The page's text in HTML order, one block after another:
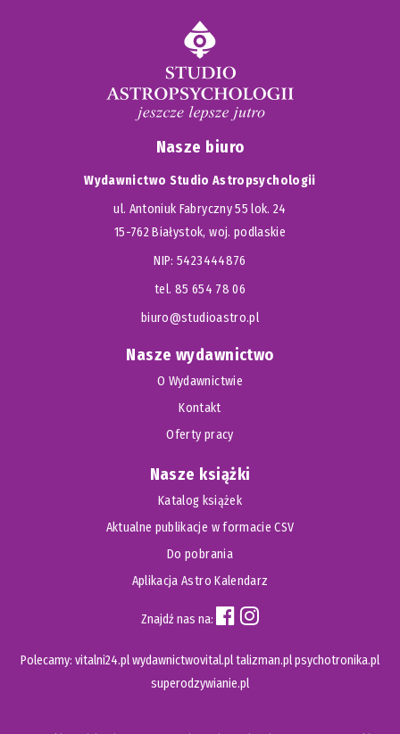
Nasze biuro
Wydawnictwo Studio Astropsychologii
ul. Antoniuk Fabryczny 55 lok. 24
15-762 Białystok, woj. podlaskie
NIP: 5423444876
tel. 85 654 78 06
biuro@studioastro.pl
Nasze wydawnictwo
O Wydawnictwie
Kontakt
Oferty pracy
Nasze książki
Katalog książek
Aktualne publikacje w formacie CSV
Do pobrania
Aplikacja Astro Kalendarz
Znajdź nas na:
Polecamy: vitalni24.plwydawnictwovital.pltalizman.plpsychotronika.pl
superodzywianie.pl